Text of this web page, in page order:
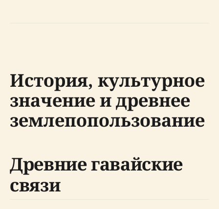
История, культурное
значение и древнее
землепопользование
Древние гавайские
связи